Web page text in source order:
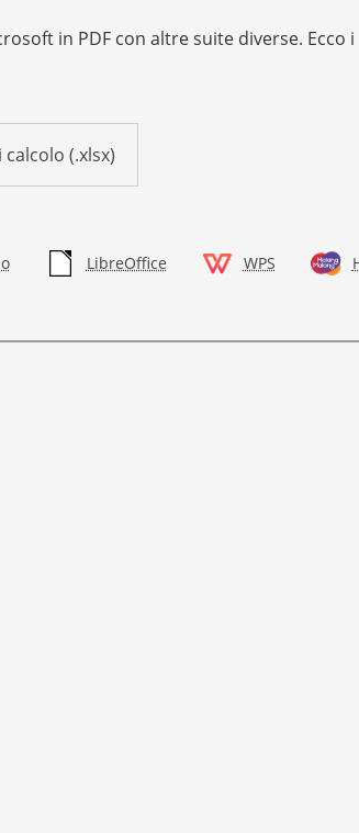
in PDF con altre suite diverse. Ecco i
calcolo (.xlsx)
LibreOffice WPS